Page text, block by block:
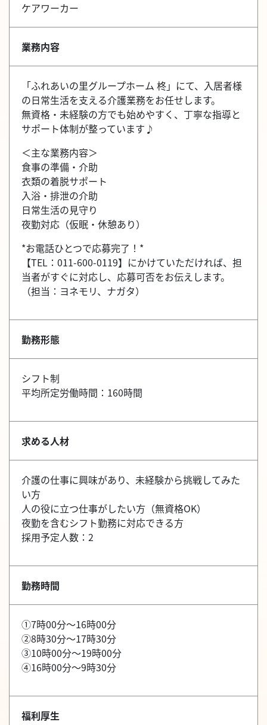
ケアワーカー
業務内容
「ふれあいの里グループホーム 柊」にて、入居者様
の日常生活を支える介護業務をお任せします。
無資格・未経験の方でも始めやすく、丁寧な指導と
サポート体制が整っています♪
＜主な業務内容＞
食事の準備・介助
衣類の着脱サポート
入浴・排泄の介助
日常生活の見守り
夜勤対応（仮眠・休憩あり）
*お電話ひとつで応募完了！*
【TEL：011-600-0119】にかけていただければ、担
当者がすぐに対応し、応募可否をお伝えします。
（担当：ヨネモリ、ナガタ）
勤務形態
シフト制
平均所定労働時間：160時間
求める人材
介護の仕事に興味があり、未経験から挑戦してみた
い方
人の役に立つ仕事がしたい方（無資格OK）
夜勤を含むシフト勤務に対応できる方
採用予定人数：2
勤務時間
①7時00分～16時00分
②8時30分～17時30分
③10時00分～19時00分
④16時00分～9時30分
福利厚生